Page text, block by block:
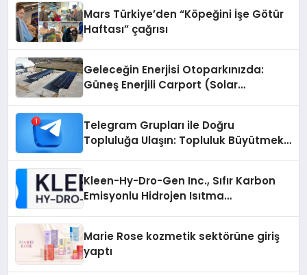
Mars Türkiye’den “Köpeğini İşe Götür
Haftası” çağrısı
Geleceğin Enerjisi Otoparkınızda:
Güneş Enerjili Carport (Solar
Telegram Grupları ile Doğru
Topluluğa Ulaşın: Topluluk Büyütmek
Kleen-Hy-Dro-Gen Inc., Sıfır Karbon
Emisyonlu Hidrojen Isıtma
Marie Rose kozmetik sektörüne giriş
yaptı